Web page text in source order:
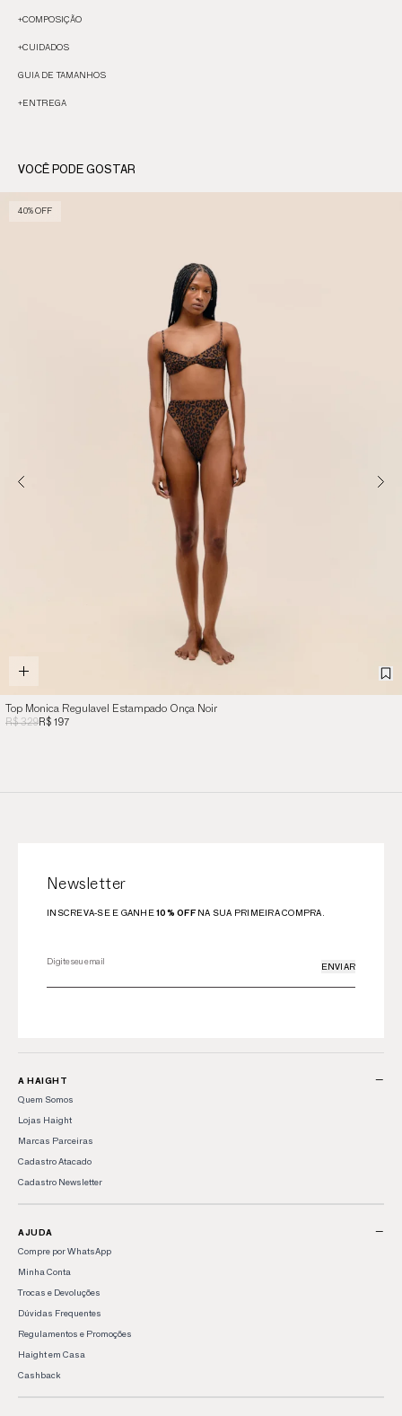
+COMPOSIÇÃO
+CUIDADOS
GUIA DE TAMANHOS
+ENTREGA
VOCÊ PODE GOSTAR
Top Monica Regulavel Estampado Onça Noir
40% OFF
R$ 329R$ 197
Newsletter
INSCREVA-SE E GANHE10% OFFNA SUA PRIMEIRA COMPRA.
ENVIAR
A HAIGHT −
Quem Somos
Lojas Haight
Marcas Parceiras
Cadastro Atacado
Cadastro Newsletter
AJUDA −
Compre por WhatsApp
Minha Conta
Trocas e Devoluções
Dúvidas Frequentes
Regulamentos e Promoções
Haight em Casa
Cashback